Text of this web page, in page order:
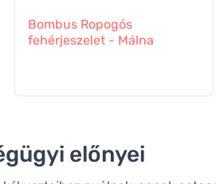
Bombus Ropogós
fehérjeszelet - Málna
előnyei